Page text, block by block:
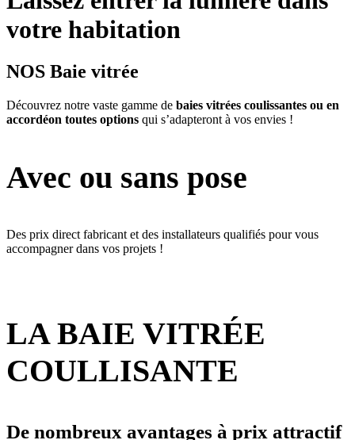
votre habitation
NOS Baie vitrée
Découvrez notre vaste gamme de baies vitrées coulissantes ou en
accordéon toutes options qui s’adapteront à vos envies !
Avec ou sans pose
Des prix direct fabricant et des installateurs qualifiés pour vous
accompagner dans vos projets !
LA BAIE VITRÉE
COULLISANTE
De nombreux avantages à prix attractif